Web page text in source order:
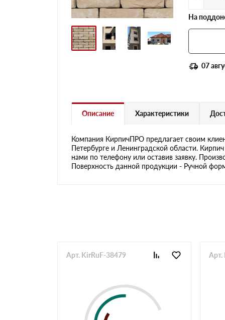
На
07
Описание Характеристики
Компания КирпичПРО предлагает своим
Петербурге и Ленинградской области.
нами по телефону или оставив заявку.
Поверхность данной продукции - Ручной
Арт. KirRuF-38479 Арт.